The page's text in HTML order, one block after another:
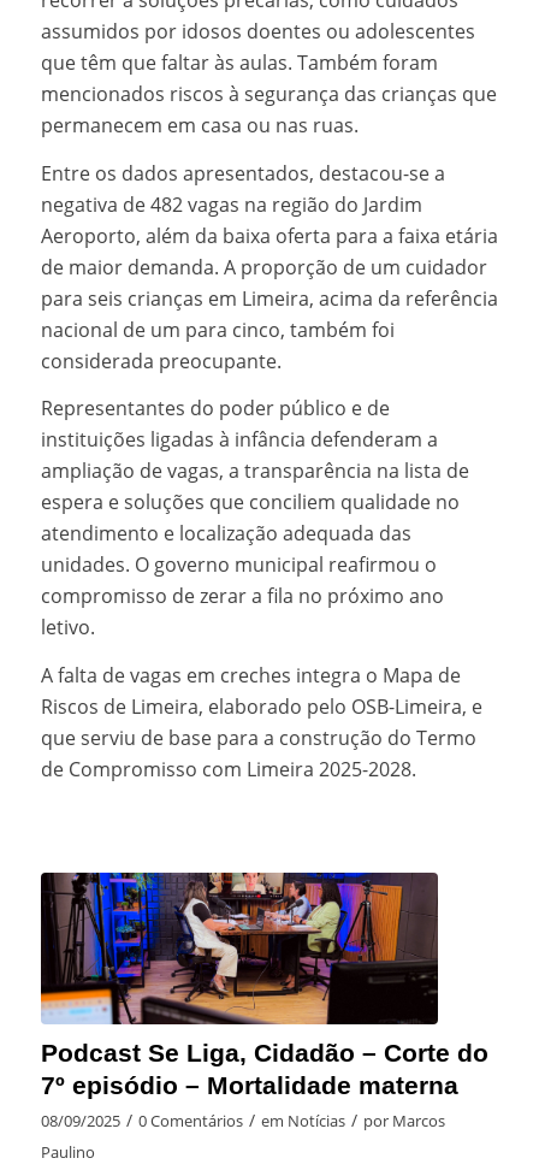
assumidos por idosos doentes ou adolescentes
que têm que faltar às aulas. Também foram
mencionados riscos à segurança das crianças que
permanecem em casa ou nas ruas.
Entre os dados apresentados, destacou-se a
negativa de 482 vagas na região do Jardim
Aeroporto, além da baixa oferta para a faixa etária
de maior demanda. A proporção de um cuidador
para seis crianças em Limeira, acima da referência
nacional de um para cinco, também foi
considerada preocupante.
Representantes do poder público e de
instituições ligadas à infância defenderam a
ampliação de vagas, a transparência na lista de
espera e soluções que conciliem qualidade no
atendimento e localização adequada das
unidades. O governo municipal reafirmou o
compromisso de zerar a fila no próximo ano
letivo.
A falta de vagas em creches integra o Mapa de
Riscos de Limeira, elaborado pelo OSB-Limeira, e
que serviu de base para a construção do Termo
de Compromisso com Limeira 2025-2028.
Podcast Se Liga, Cidadão – Corte do
7º episódio – Mortalidade materna
08/09/2025 / 0 Comentários / em Notícias / por Marcos
Paulino